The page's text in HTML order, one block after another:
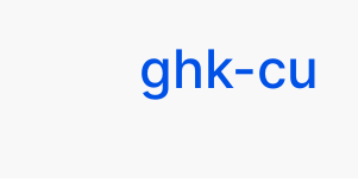
ghk-cu